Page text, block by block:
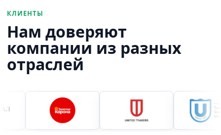
КЛИЕНТЫ
Нам доверяют
компании из разных
отраслей